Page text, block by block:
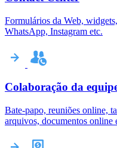
Formulários da Web,
WhatsApp, Instagram etc.
Colaboração da
Bate-papo, reuniões online,
arquivos, documentos online